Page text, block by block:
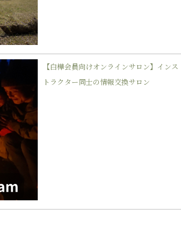
【白樺会員向けオンラインサロン】インス
トラクター同士の情報交換サロン